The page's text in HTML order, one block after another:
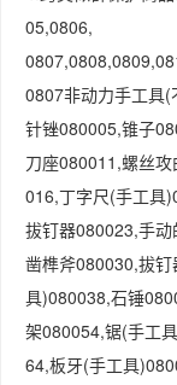
05,0806,
0807非动力手工具(
针锉080005,锥子
刀座080011,螺丝
016,丁字尺(手工具
拔钉器080023,手
凿榫斧080030,拔
具)080038,石锤
架080054,锯(手工
64,板牙(手工具